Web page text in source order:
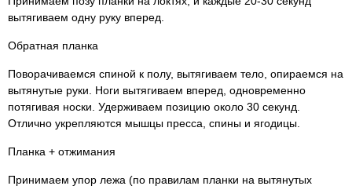
вытягиваем одну руку вперед.
Обратная планка
Поворачиваемся спиной к полу, вытягиваем тело, опираемся на
вытянутые руки. Ноги вытягиваем вперед, одновременно
потягивая носки. Удерживаем позицию около 30 секунд.
Отлично укрепляются мышцы пресса, спины и ягодицы.
Планка + отжимания
Принимаем упор лежа (по правилам планки на вытянутых